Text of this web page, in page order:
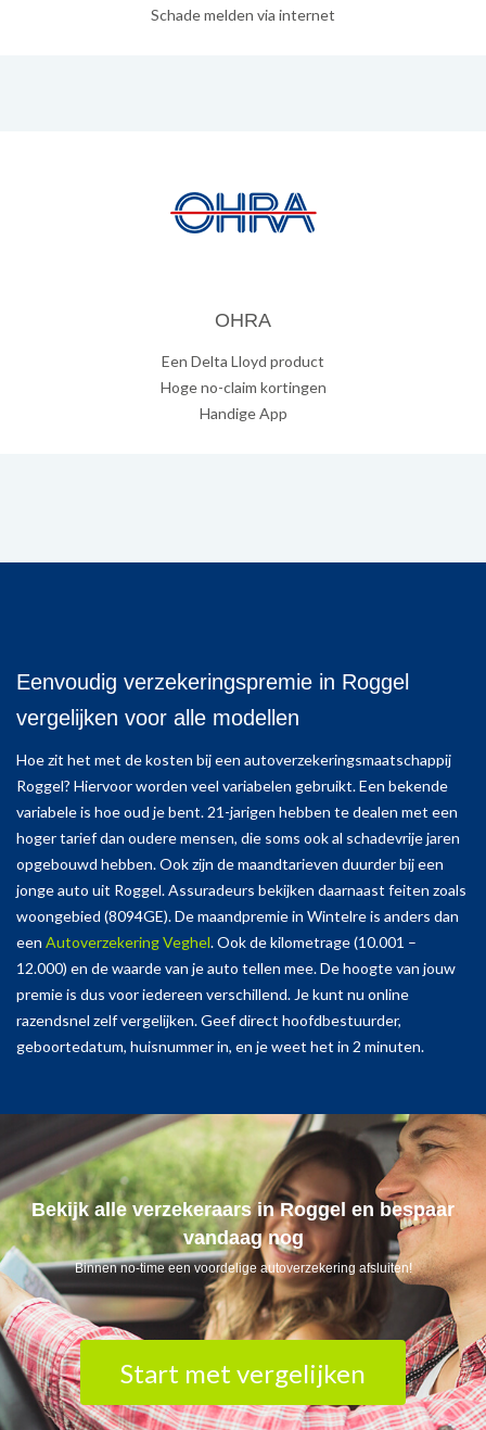
Schade melden via internet
OHRA
Een Delta Lloyd product
Hoge no-claim kortingen
Handige App
Eenvoudig verzekeringspremie in Roggel
vergelijken voor alle modellen
Hoe zit het met de kosten bij een autoverzekeringsmaatschappij
Roggel? Hiervoor worden veel variabelen gebruikt. Een bekende
variabele is hoe oud je bent. 21-jarigen hebben te dealen met een
hoger tarief dan oudere mensen, die soms ook al schadevrije jaren
opgebouwd hebben. Ook zijn de maandtarieven duurder bij een
jonge auto uit Roggel. Assuradeurs bekijken daarnaast feiten zoals
woongebied (8094GE). De maandpremie in Wintelre is anders dan
een Autoverzekering Veghel. Ook de kilometrage (10.001 –
12.000) en de waarde van je auto tellen mee. De hoogte van jouw
premie is dus voor iedereen verschillend. Je kunt nu online
razendsnel zelf vergelijken. Geef direct hoofdbestuurder,
geboortedatum, huisnummer in, en je weet het in 2 minuten.
Bekijk alle verzekeraars in Roggel en bespaar
vandaag nog
Binnen no-time een voordelige autoverzekering afsluiten!
Start met vergelijken